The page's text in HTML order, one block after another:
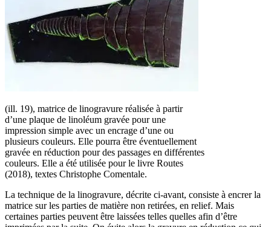
(ill. 19), matrice de linogravure réalisée à partir
d’une plaque de linoléum gravée pour une
impression simple avec un encrage d’une ou
plusieurs couleurs. Elle pourra être éventuellement
gravée en réduction pour des passages en différentes
couleurs. Elle a été utilisée pour le livre Routes
(2018), textes Christophe Comentale.
La technique de la linogravure, décrite ci-avant, consiste à encrer la
matrice sur les parties de matière non retirées, en relief. Mais
certaines parties peuvent être laissées telles quelles afin d’être